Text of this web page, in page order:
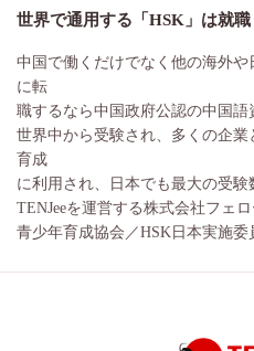
世界で通用する「HSK」は就
中国で働くだけでなく他の海外
に転
職するなら中国政府公認の中国語
世界中から受験され、多くの企
育成
に利用され、日本でも最大の受験
TENJeeを運営する株式会社フェ
青少年育成協会／HSK日本実施委